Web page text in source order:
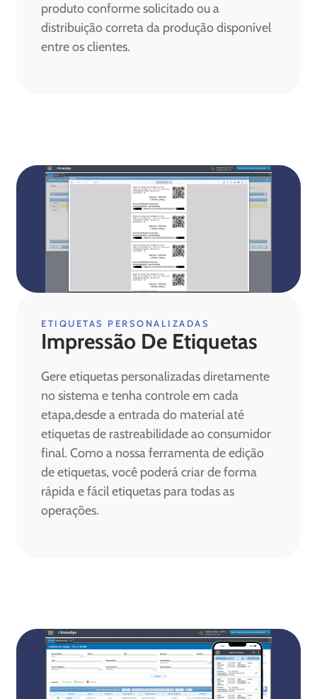
produto conforme solicitado ou a
distribuição correta da produção disponível
entre os clientes.
ETIQUETAS PERSONALIZADAS
Impressão De Etiquetas
Gere etiquetas personalizadas diretamente
no sistema e tenha controle em cada
etapa,desde a entrada do material até
etiquetas de rastreabilidade ao consumidor
final. Como a nossa ferramenta de edição
de etiquetas, você poderá criar de forma
rápida e fácil etiquetas para todas as
operações.